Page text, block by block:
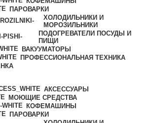
ПАРОВАРКИ
ХОЛОДИЛЬНИКИ И
МОРОЗИЛЬНИКИ
ПОДОГРЕВАТЕЛИ ПОСУДЫ И
ПИЩИ
ВАКУУМАТОРЫ
ПРОФЕССИОНАЛЬНАЯ ТЕХНИКА
АКСЕССУАРЫ
МОЮЩИЕ СРЕДСТВА
КОФЕМАШИНЫ
ПАРОВАРКИ